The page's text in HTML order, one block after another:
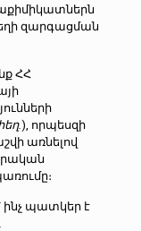
զարգացման
ՀՀ
), որպեսզի
առնելով
ինչ պատկեր է